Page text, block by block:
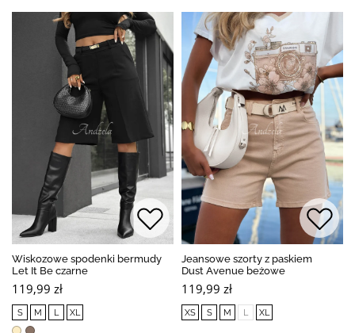
Wiskozowe spodenki bermudy
Let It Be czarne
119,99 zł
S M L XL
Jeansowe szorty z paskiem
Dust Avenue beżowe
119,99 zł
XS S M L XL